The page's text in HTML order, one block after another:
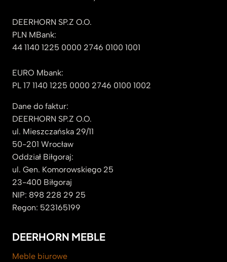
DEERHORN SP.Z O.O.
PLN MBank:
44 1140 1225 0000 2746 0100 1001
EURO Mbank:
PL 17 1140 1225 0000 2746 0100 1002
Dane do faktur:
DEERHORN SP.Z O.O.
ul. Mieszczańska 29/11
50-201 Wrocław
Oddział Biłgoraj:
ul. Gen. Komorowskiego 25
23-400 Biłgoraj
NIP: 898 228 29 25
Regon: 523165199
DEERHORN MEBLE
Meble biurowe